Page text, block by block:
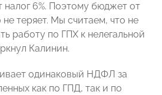
налог 6%. Поэтому бюджет от
теряет. Мы считаем, что не
работу по ГПХ к нелегальной
Калинин.
одинаковый НДФЛ за
как по ГПД, так и по